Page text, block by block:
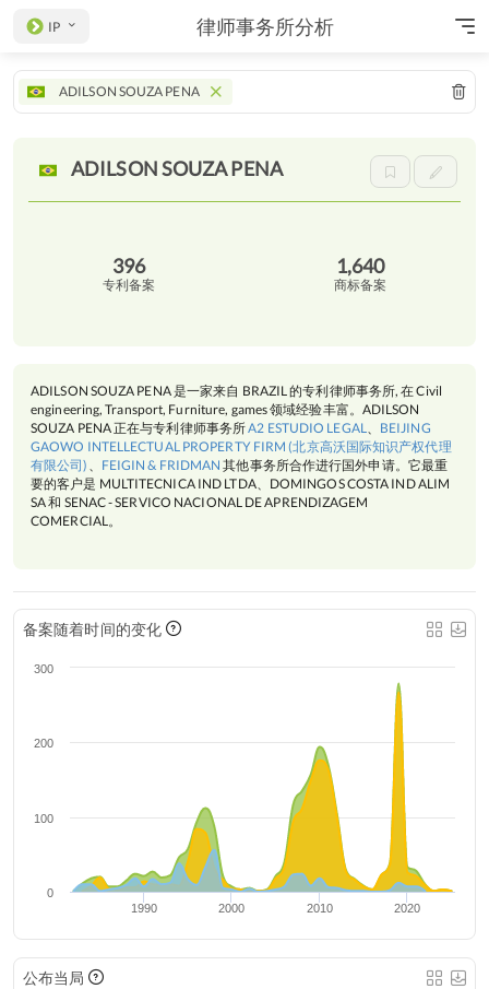
IP 律师事务所分析
ADILSON SOUZA PENA
ADILSON SOUZAPENA
396
专利备案
1,640
商标备案
ADILSON SOUZA PENA 是一家来自 BRAZIL 的专利律师事务所, 在 Civil
engineering, Transport, Furniture, games 领域经验丰富。ADILSON
SOUZA PENA 正在与专利律师事务所A2 ESTUDIO LEGAL、 BEIJING
GAOWO INTELLECTUAL PROPERTY FIRM (北京高沃国际知识产权代理
有限公司) 、 FEIGIN & FRIDMAN 其他事务所合作进行国外申请。它最重
要的客户是 MULTITECNICA IND LTDA、DOMINGOS COSTA IND ALIM
SA 和 SENAC - SERVICO NACIONAL DE APRENDIZAGEM
COMERCIAL。
备案随着时间的变化
1990 2000 2010 2020
0
100
200
300
公布当局